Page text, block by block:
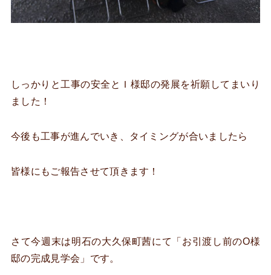
しっかりと工事の安全とＩ様邸の発展を祈願してまいり
ました！
今後も工事が進んでいき、タイミングが合いましたら
皆様にもご報告させて頂きます！
さて今週末は明石の大久保町茜にて「お引渡し前のO様
邸の完成見学会」です。